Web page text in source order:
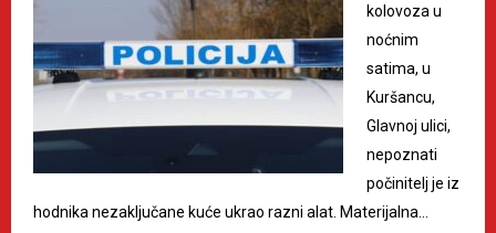
kolovoza u
noćnim
satima, u
Kuršancu,
Glavnoj ulici,
nepoznati
počinitelj je iz
hodnika nezaključane kuće ukrao razni alat. Materijalna…